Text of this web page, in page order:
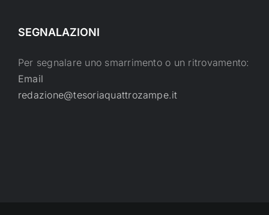
SEGNALAZIONI
Per segnalare uno smarrimento o un ritrovamento:
Email
redazione@tesoriaquattrozampe.it